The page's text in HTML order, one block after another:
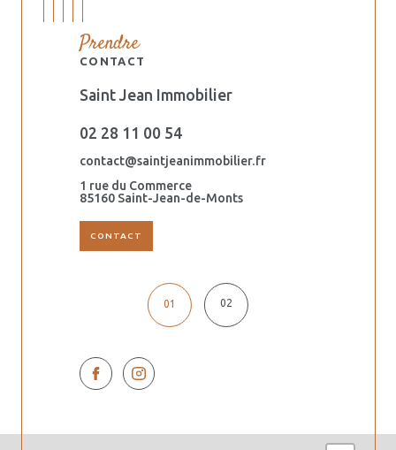
Prendre
CONTACT
Saint Jean Immobilier
02 28 11 00 54
contact@saintjeanimmobilier.fr
1 rue du Commerce
85160 Saint-Jean-de-Monts
CONTACT
01 02